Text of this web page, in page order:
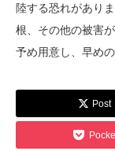
陸する恐れがあり
根、その他の被害
予め用意し、早め
Post